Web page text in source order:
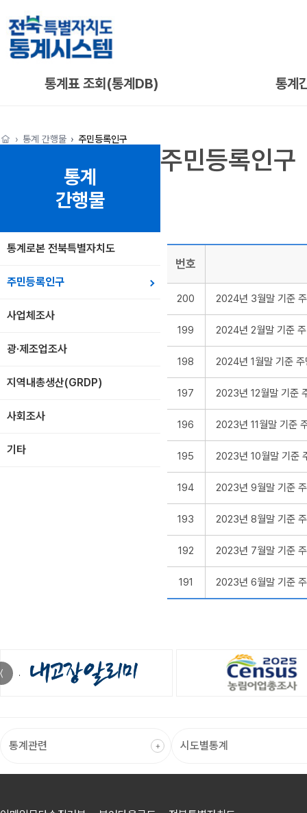
통계표 조회(통계DB) 통계
통계 간행물 주민등록인구
통계
간행물
통계로본 전북특별자치도
주민등록인구
사업체조사
광·제조업조사
지역내총생산(GRDP)
사회조사
기타
주민등록인구
번호
200 2024년 3월말 기준
199 2024년 2월말 기준
198 2024년 1월말 기준 주
197 2023년 12월말 기준
196 2023년 11월말 기준
195 2023년 10월말 기준
194 2023년 9월말 기준
193 2023년 8월말 기준
192 2023년 7월말 기준
191 2023년 6월말 기준
〈